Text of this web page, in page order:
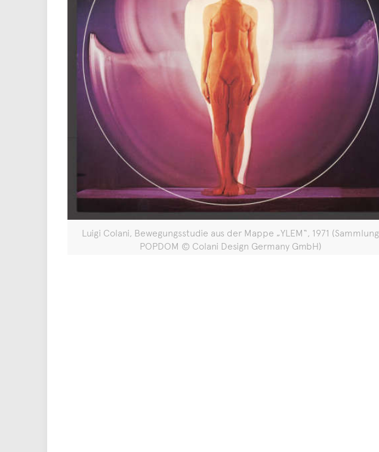
Luigi Colani, Bewegungsstudie aus der Mappe „YLEM“, 1971 (Sammlung
POPDOM © Colani Design Germany GmbH)